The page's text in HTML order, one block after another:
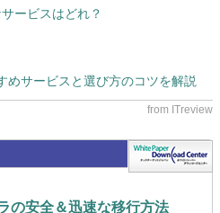
ービスはどれ？
めサービスと選び方のコツを解説
の安全＆迅速な移行方法